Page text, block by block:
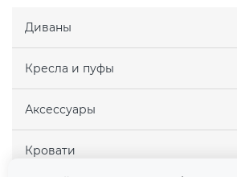
Диваны
Кресла и пуфы
Аксессуары
Кровати